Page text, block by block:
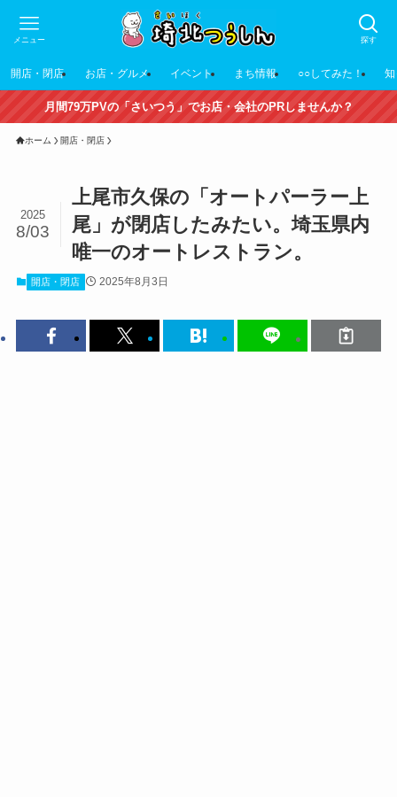
探す
メニュー
開店・閉店 お店・グルメ イベント まち情報 ○○してみた！
月間79万PVの「さいつう」でお店・会社のPRしませんか？
ホーム 開店・閉店
上尾市久保の「オートパーラー上
尾」が閉店したみたい。埼玉県内
唯一のオートレストラン。
2025
8/03
開店・閉店 2025年8月3日